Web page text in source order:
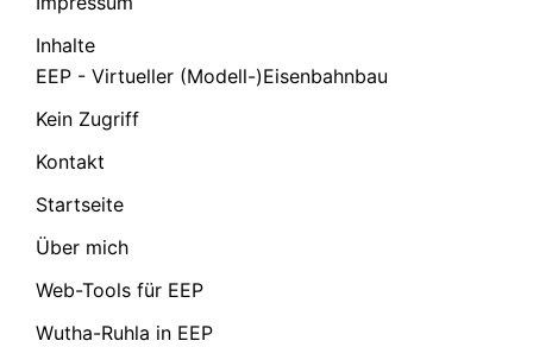
Inhalte
EEP - Virtueller (Modell-)Eisenbahnbau
Kein Zugriff
Kontakt
Startseite
Über mich
Web-Tools für EEP
Wutha-Ruhla in EEP